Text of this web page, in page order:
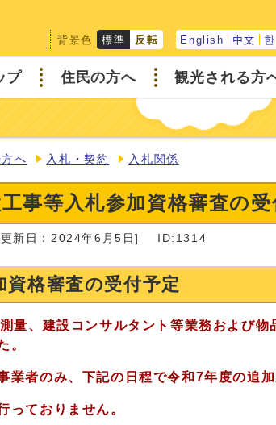
背景色
標準 反転 English 中文
プ 住民の方へ 観光される方
へ 入札・契約 入札関係
事等入札参加資格審査の
新日：2024年6月5日] ID:1314
資格審査の受付予定
量、建設コンサルタント等業務および物
。
業者のみ、下記の日程で令和7年度の追加
っておりません。